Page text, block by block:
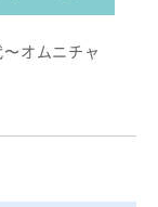
オムニチャ